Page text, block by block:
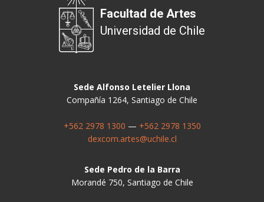
Facultad de Artes
Universidad de Chile
Sede Alfonso Letelier Llona
Compañía 1264, Santiago de Chile
+562 2978 1300 — +562 2978 1350
dexcom.artes@uchile.cl
Sede Pedro de la Barra
Morandé 750, Santiago de Chile